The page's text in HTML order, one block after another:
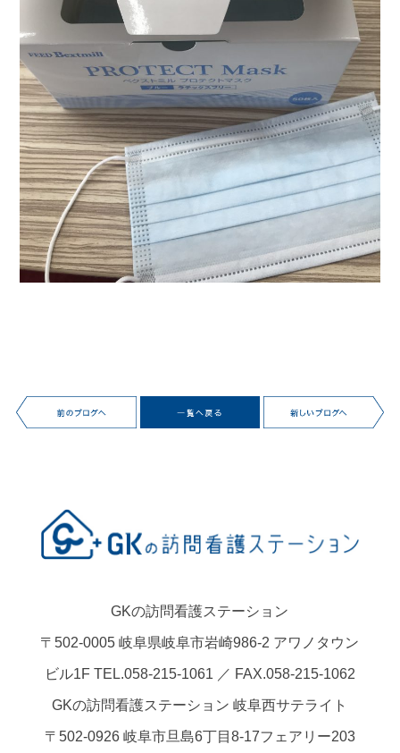
GKの訪問看護ステーション
〒502-0005 岐阜県岐阜市岩崎986-2 アワノタウン
ビル1F TEL.058-215-1061 ／ FAX.058-215-1062
GKの訪問看護ステーション 岐阜西サテライト
〒502-0926 岐阜市旦島6丁目8-17フェアリー203